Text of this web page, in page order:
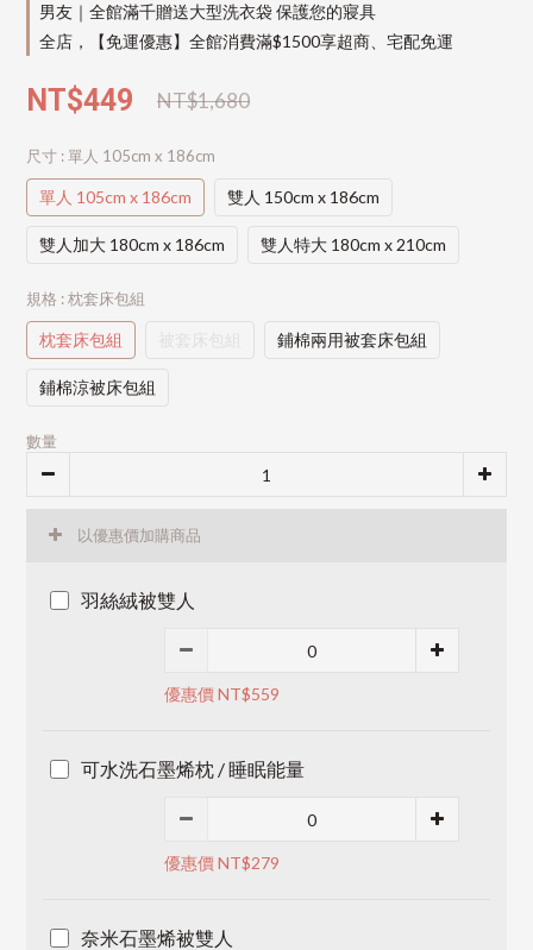
男友｜全館滿千贈送大型洗衣袋 保護您的寢具
全店，【免運優惠】全館消費滿$1500享超商、宅配免運
NT$1,680
NT$449
尺寸 : 單人 105cm x 186cm
單人 105cm x 186cm 雙人 150cm x 186cm
雙人加大 180cm x 186cm 雙人特大 180cm x 210cm
規格 : 枕套床包組
枕套床包組 鋪棉兩用被套床包組
鋪棉涼被床包組
數量
以優惠價加購商品
羽絲絨被雙人
優惠價 NT$559
可水洗石墨烯枕 / 睡眠能量
優惠價 NT$279
奈米石墨烯被雙人